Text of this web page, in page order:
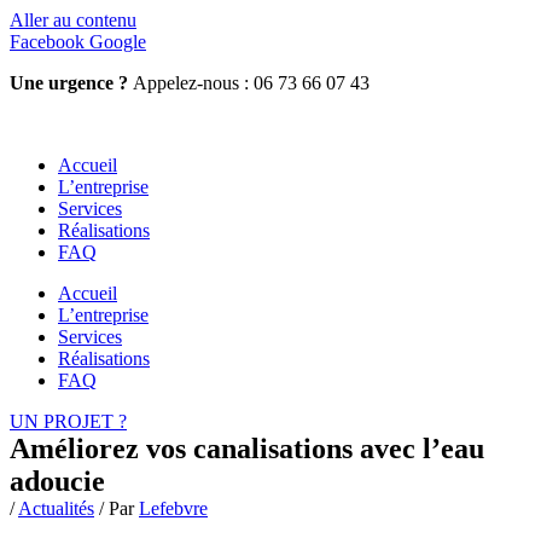
Aller au contenu
Facebook Google
Une urgence ? Appelez-nous : 06 73 66 07 43
Accueil
L’entreprise
Services
Réalisations
FAQ
Accueil
L’entreprise
Services
Réalisations
FAQ
UN PROJET ?
Améliorez vos canalisations avec l’eau
adoucie
/Actualités / ParLefebvre